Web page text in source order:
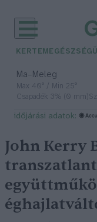
KERTEM
Ma– Meleg
Max 40° / Min 25°
Csapadék: 3% (0 mm)
időjárási adatok:
John Kerry